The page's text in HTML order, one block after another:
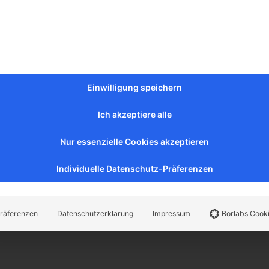
Einwilligung speichern
Ich akzeptiere alle
Nur essenzielle Cookies akzeptieren
Individuelle Datenschutz-Präferenzen
Datenschutzerklärung Impressum Borlabs